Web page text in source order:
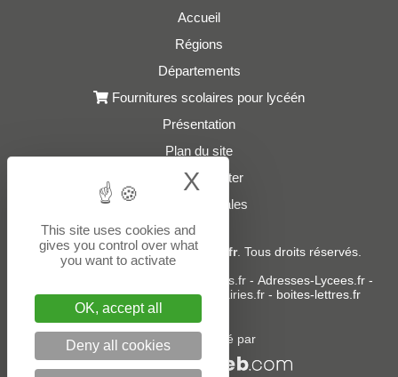
Accueil
Régions
Départements
Fournitures scolaires pour lycéén
Présentation
Plan du site
Nous contacter
Mentions légales
© 2021 - 2026Adresses-Lycees.fr. Tous droits réservés.
donneespubliques.fr- Adresses-Lycees.fr-
Adresses-Ecoles.fr-Adresses-Mairies.fr- boites-lettres.fr
Un service édité par
This site uses cookies and
gives you control over what
you want to activate
OK, accept all
Deny all cookies
X Hide cookie